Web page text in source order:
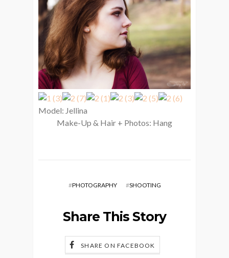
Model: Jellina
Make-Up & Hair + Photos: Hang
#PHOTOGRAPHY #SHOOTING
Share This Story
SHARE ON FACEBOOK